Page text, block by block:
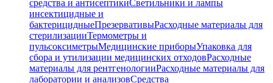
средства и антисептикиСветильники и лампы
инсектицидные и
бактерицидныеПрезервативыРасходные материалы для
стерилизацииТермометры и
пульсоксиметрыМедицинские приборыУпаковка для
сбора и утилизации медицинских отходовРасходные
материалы для рентгенологииРасходные материалы для
лаборатории и анализовСредства